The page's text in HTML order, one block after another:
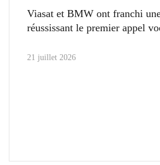
Viasat et BMW ont franchi
réussissant le premier appel
21 juillet 2026